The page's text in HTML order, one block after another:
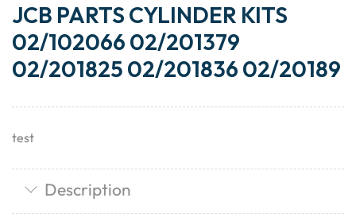
JCB PARTS CYLINDER KITS
02/102066 02/201379
02/201825 02/201836 02/20189
test
Description